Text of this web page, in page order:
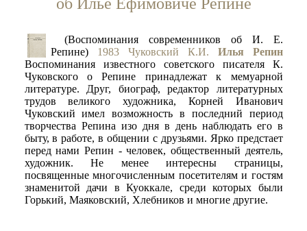
(Воспоминания современников об И. Е.
Репине) 1983 Чуковский К.И. Илья Репин
Воспоминания известного советского писателя К.
Чуковского о Репине принадлежат к мемуарной
литературе. Друг, биограф, редактор литературных
трудов великого художника, Корней Иванович
Чуковский имел возможность в последний период
творчества Репина изо дня в день наблюдать его в
быту, в работе, в общении с друзьями. Ярко предстает
перед нами Репин - человек, общественный деятель,
художник. Не менее интересны страницы,
посвященные многочисленным посетителям и гостям
знаменитой дачи в Куоккале, среди которых были
Горький, Маяковский, Хлебников и многие другие.